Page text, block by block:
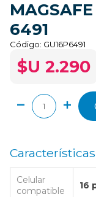
6491
Código: GU16P6491
$U 2.290
Características
Celular
compatible
16